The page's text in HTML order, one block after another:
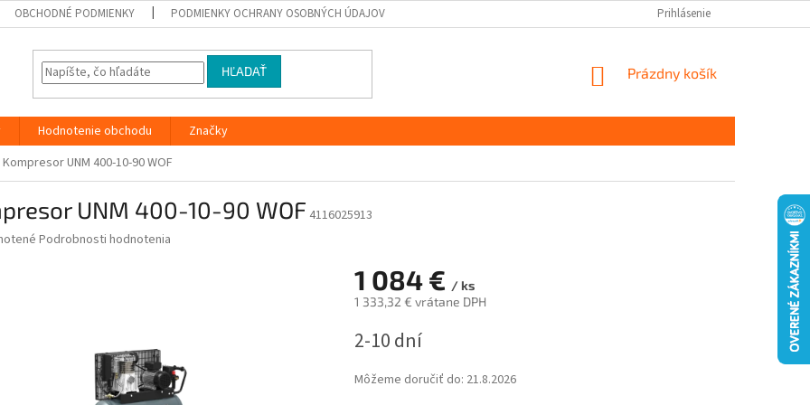
OBCHODNÉ PODMIENKY PODMIENKY OCHRANY OSOBNÝCH ÚDAJOV Prihlásenie
HĽADAŤ
NÁKUPNÝ
Prázdny košík
Hodnotenie obchodu
Značky
Kompresor UNM 400-10-90 WOF
UNM 400-10-90 WOF 4116025913
Podrobnosti hodnotenia
1 084 € / ks
1 333,32 € vrátane DPH
cena:
2-10 dní
Môžeme doručiť do: 21.8.2026